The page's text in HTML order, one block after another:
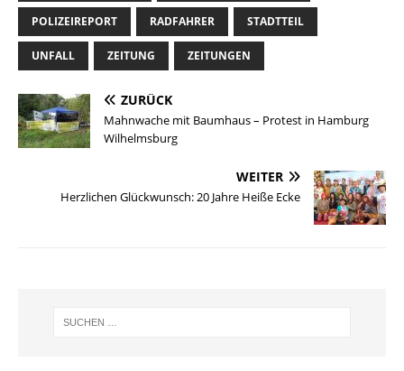
POLIZEIREPORT RADFAHRER STADTTEIL
UNFALL ZEITUNG ZEITUNGEN
ZURÜCK
Mahnwache mit Baumhaus – Protest in Hamburg
Wilhelmsburg
WEITER
Herzlichen Glückwunsch: 20 Jahre Heiße Ecke